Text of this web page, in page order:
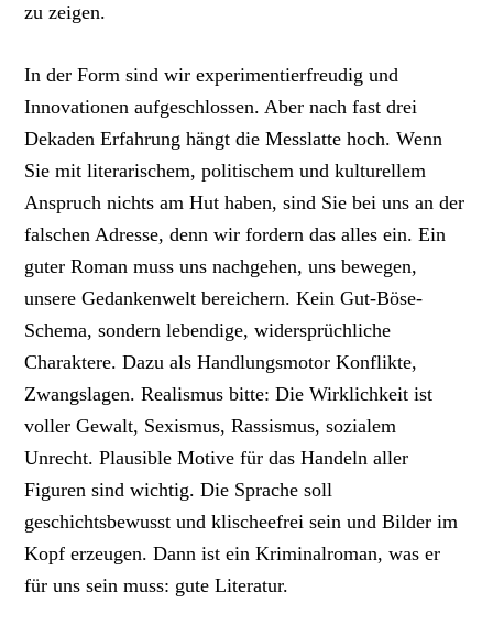
zu zeigen.
In der Form sind wir experimentierfreudig und
Innovationen aufgeschlossen. Aber nach fast drei
Dekaden Erfahrung hängt die Messlatte hoch. Wenn
Sie mit literarischem, politischem und kulturellem
Anspruch nichts am Hut haben, sind Sie bei uns an der
falschen Adresse, denn wir fordern das alles ein. Ein
guter Roman muss uns nachgehen, uns bewegen,
unsere Gedankenwelt bereichern. Kein Gut-Böse-
Schema, sondern lebendige, widersprüchliche
Charaktere. Dazu als Handlungsmotor Konflikte,
Zwangslagen. Realismus bitte: Die Wirklichkeit ist
voller Gewalt, Sexismus, Rassismus, sozialem
Unrecht. Plausible Motive für das Handeln aller
Figuren sind wichtig. Die Sprache soll
geschichtsbewusst und klischeefrei sein und Bilder im
Kopf erzeugen. Dann ist ein Kriminalroman, was er
für uns sein muss: gute Literatur.